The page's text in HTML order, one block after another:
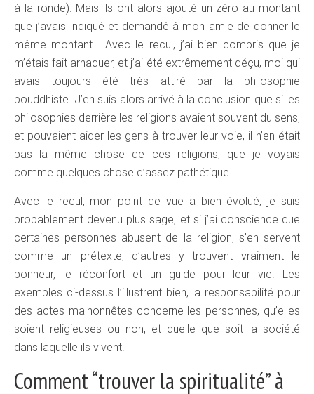
à la ronde). Mais ils ont alors ajouté un zéro au montant
que j’avais indiqué et demandé à mon amie de donner le
même montant. Avec le recul, j’ai bien compris que je
m’étais fait arnaquer, et j’ai été extrêmement déçu, moi qui
avais toujours été très attiré par la philosophie
bouddhiste. J’en suis alors arrivé à la conclusion que si les
philosophies derrière les religions avaient souvent du sens,
et pouvaient aider les gens à trouver leur voie, il n’en était
pas la même chose de ces religions, que je voyais
comme quelques chose d’assez pathétique.
Avec le recul, mon point de vue a bien évolué, je suis
probablement devenu plus sage, et si j’ai conscience que
certaines personnes abusent de la religion, s’en servent
comme un prétexte, d’autres y trouvent vraiment le
bonheur, le réconfort et un guide pour leur vie. Les
exemples ci-dessus l’illustrent bien, la responsabilité pour
des actes malhonnêtes concerne les personnes, qu’elles
soient religieuses ou non, et quelle que soit la société
dans laquelle ils vivent.
Comment “trouver la spiritualité” à